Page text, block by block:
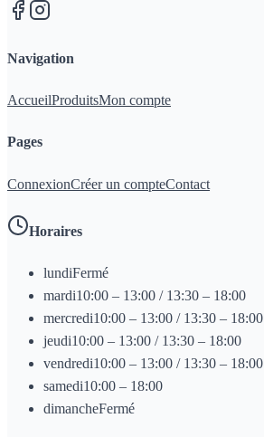
Navigation
AccueilProduitsMon compte
Pages
ConnexionCréer un compteContact
Horaires
lundiFermé
mardi10:00 – 13:00 / 13:30 – 18:00
mercredi10:00 – 13:00 / 13:30 – 18:00
jeudi10:00 – 13:00 / 13:30 – 18:00
vendredi10:00 – 13:00 / 13:30 – 18:00
samedi10:00 – 18:00
dimancheFermé